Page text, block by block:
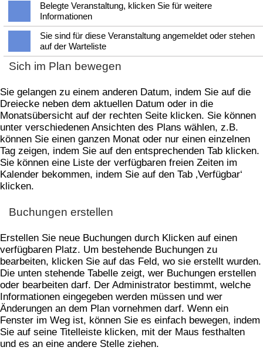
Belegte Veranstaltung, klicken Sie für weitere
Informationen
Sie sind für diese Veranstaltung angemeldet oder stehen
auf der Warteliste
Sich im Plan bewegen
Sie gelangen zu einem anderen Datum, indem Sie auf die
Dreiecke neben dem aktuellen Datum oder in die
Monatsübersicht auf der rechten Seite klicken. Sie können
unter verschiedenen Ansichten des Plans wählen, z.B.
können Sie einen ganzen Monat oder nur einen einzelnen
Tag zeigen, indem Sie auf den entsprechenden Tab klicken.
Sie können eine Liste der verfügbaren freien Zeiten im
Kalender bekommen, indem Sie auf den Tab ‚Verfügbar‘
klicken.
Buchungen erstellen
Erstellen Sie neue Buchungen durch Klicken auf einen
verfügbaren Platz. Um bestehende Buchungen zu
bearbeiten, klicken Sie auf das Feld, wo sie erstellt wurden.
Die unten stehende Tabelle zeigt, wer Buchungen erstellen
oder bearbeiten darf. Der Administrator bestimmt, welche
Informationen eingegeben werden müssen und wer
Änderungen an dem Plan vornehmen darf. Wenn ein
Fenster im Weg ist, können Sie es einfach bewegen, indem
Sie auf seine Titelleiste klicken, mit der Maus festhalten
und es an eine andere Stelle ziehen.